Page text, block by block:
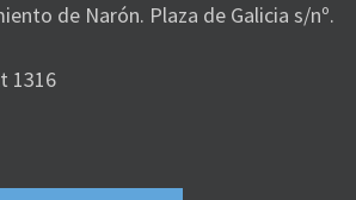
de Narón. Plaza de Galicia s/nº.
1316